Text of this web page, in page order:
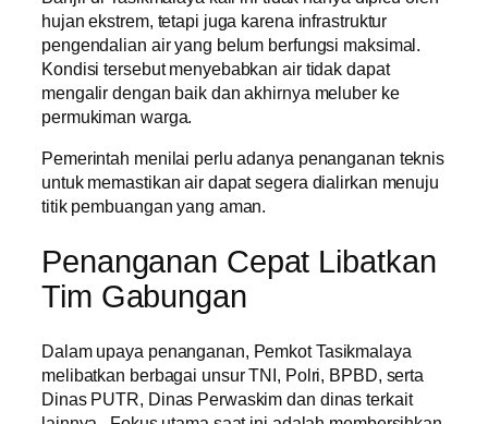
hujan ekstrem, tetapi juga karena infrastruktur
pengendalian air yang belum berfungsi maksimal.
Kondisi tersebut menyebabkan air tidak dapat
mengalir dengan baik dan akhirnya meluber ke
permukiman warga.
Pemerintah menilai perlu adanya penanganan teknis
untuk memastikan air dapat segera dialirkan menuju
titik pembuangan yang aman.
Penanganan Cepat Libatkan
Tim Gabungan
Dalam upaya penanganan, Pemkot Tasikmalaya
melibatkan berbagai unsur TNI, Polri, BPBD, serta
Dinas PUTR, Dinas Perwaskim dan dinas terkait